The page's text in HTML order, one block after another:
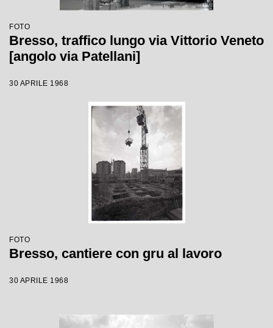
FOTO
Bresso, traffico lungo via Vittorio Veneto
[angolo via Patellani]
30 APRILE 1968
FOTO
Bresso, cantiere con gru al lavoro
30 APRILE 1968